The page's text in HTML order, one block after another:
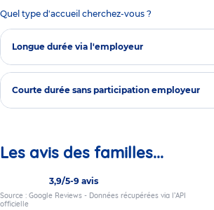
Quel type d'accueil cherchez-vous ?
Longue durée via l'employeur
Courte durée sans participation employeur
Les avis des familles...
3,9/5-9 avis
Source : Google Reviews - Données récupérées via l’API
officielle